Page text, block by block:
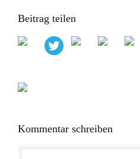
Beitrag teilen
Kommentar schreiben